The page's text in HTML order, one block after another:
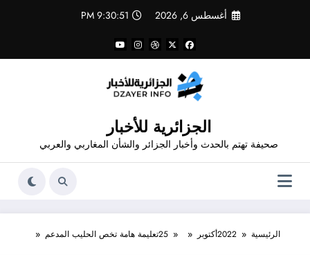
أغسطس 6, 2026 9:30:51 PM
الجزائرية للأخبار
صحيفة تهتم بالحدث وأخبار الجزائر والشأن المغاربي والعربي
الرئيسية 2022أكتوبر 25تعليمة هامة تخص الحليب المدعم